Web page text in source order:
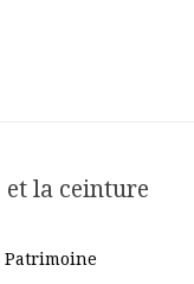
et la ceinture
Patrimoine